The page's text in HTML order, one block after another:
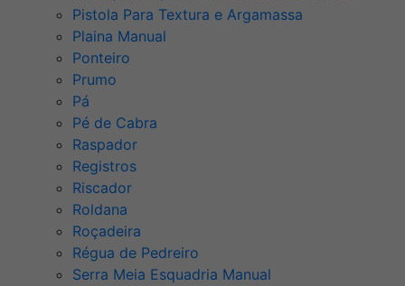
Pistola Para Textura e Argamassa
Plaina Manual
Ponteiro
Prumo
Pá
Pé de Cabra
Raspador
Registros
Riscador
Roldana
Roçadeira
Régua de Pedreiro
Serra Meia Esquadria Manual